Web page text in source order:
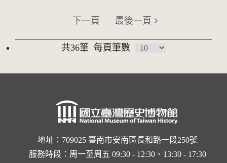
下一頁 最後一頁
共36筆 每頁筆數
地址：709025 臺南市安南區長和路一段250號
服務時段：周一至周五 09:30 - 12:30、13:30 - 17:30